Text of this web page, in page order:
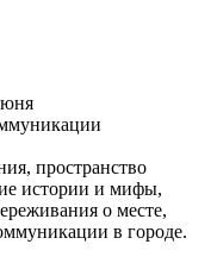
пространство
истории и мифы,
о месте,
в городе.